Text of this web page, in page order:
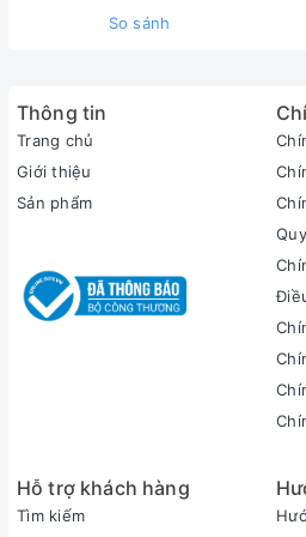
FHD (1920 x 1080) có thể gập 360
cạnh khác, mang lại hình ảnh sống
So sánh
Thông tin
Trang chủ
Giới thiệu
Sản phẩm
Hỗ trợ khách hàng
Tìm kiếm